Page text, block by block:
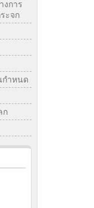
งการ
ะจก
กำหนด
ก